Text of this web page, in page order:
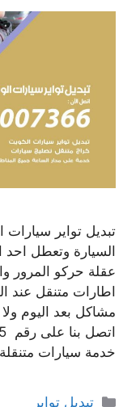
تبديل تواير
السيارة وتعطل احد
عقلة حركو المرور
اطارات متنقل عند
مشاكل بعد اليوم
خدمة سيارات
التصنيفات
تبديل تواير